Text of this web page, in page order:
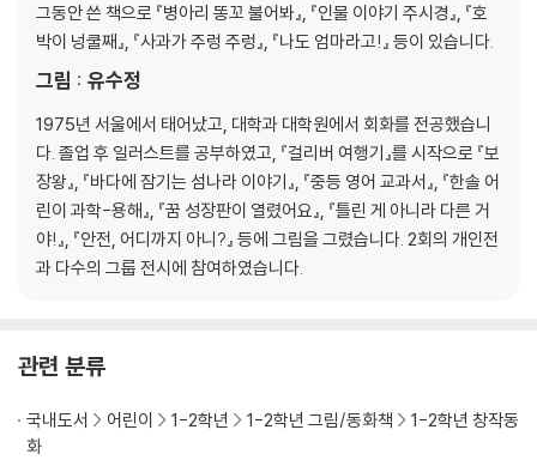
그동안 쓴 책으로 『병아리 똥꼬 불어봐』, 『인물 이야기 주시경』, 『호
박이 넝쿨째』, 『사과가 주렁 주렁』, 『나도 엄마라고!』 등이 있습니다.
그림 : 유수정
1975년 서울에서 태어났고, 대학과 대학원에서 회화를 전공했습니
다. 졸업 후 일러스트를 공부하였고, 『걸리버 여행기』를 시작으로 『보
장왕』, 『바다에 잠기는 섬나라 이야기』, 『중등 영어 교과서』, 『한솔 어
린이 과학-용해』, 『꿈 성장판이 열렸어요』, 『틀린 게 아니라 다른 거
야!』, 『안전, 어디까지 아니?』 등에 그림을 그렸습니다. 2회의 개인전
과 다수의 그룹 전시에 참여하였습니다.
관련 분류
국내도서 어린이 1-2학년 1-2학년 그림/동화책
1-2학년 창작동
화